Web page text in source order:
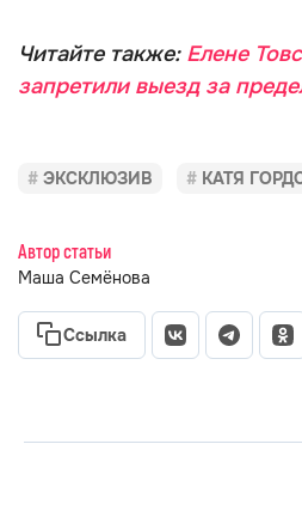
Читайте также: Елене
запретили выезд за
ЭКСКЛЮЗИВ КАТЯ
Автор статьи
Маша Семёнова
Ссылка